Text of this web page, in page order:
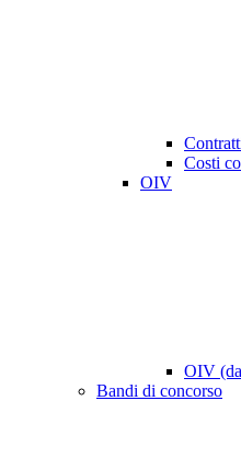
Costi
OIV
OIV
Bandi di concorso